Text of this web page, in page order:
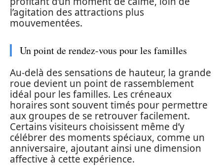
l’agitation des attractions plus
mouvementées.
Un point de rendez-vous pour les familles
Au-delà des sensations de hauteur, la grande
roue devient un point de rassemblement
idéal pour les familles. Les créneaux
horaires sont souvent timés pour permettre
aux groupes de se retrouver facilement.
Certains visiteurs choisissent même d’y
célébrer des moments spéciaux, comme un
anniversaire, ajoutant ainsi une dimension
affective à cette expérience.